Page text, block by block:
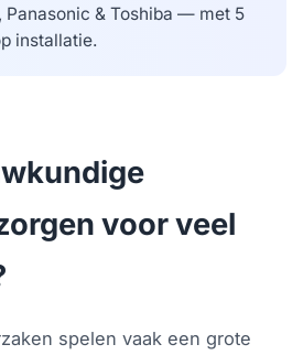
Panasonic & Toshiba — met 5
installatie.
voor veel
spelen vaak een grote